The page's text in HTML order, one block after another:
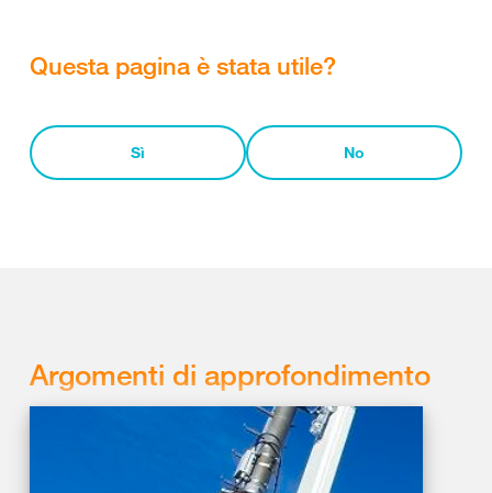
Questa pagina è stata utile?
Sì No
Argomenti di approfondimento